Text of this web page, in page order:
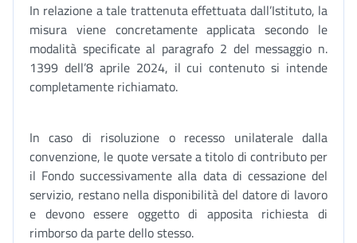
In relazione a tale trattenuta effettuata dall’Istituto, la
misura viene concretamente applicata secondo le
modalità specificate al paragrafo 2 del messaggio n.
1399 dell’8 aprile 2024, il cui contenuto si intende
completamente richiamato.
In caso di risoluzione o recesso unilaterale dalla
convenzione, le quote versate a titolo di contributo per
il Fondo successivamente alla data di cessazione del
servizio, restano nella disponibilità del datore di lavoro
e devono essere oggetto di apposita richiesta di
rimborso da parte dello stesso.